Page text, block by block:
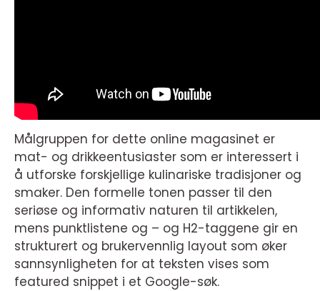
Målgruppen for dette online magasinet er
mat- og drikkeentusiaster som er interessert i
å utforske forskjellige kulinariske tradisjoner og
smaker. Den formelle tonen passer til den
seriøse og informativ naturen til artikkelen,
mens punktlistene og – og H2-taggene gir en
strukturert og brukervennlig layout som øker
sannsynligheten for at teksten vises som
featured snippet i et Google-søk.